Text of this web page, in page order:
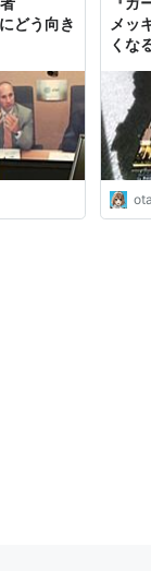
どう向き
メッ
くな